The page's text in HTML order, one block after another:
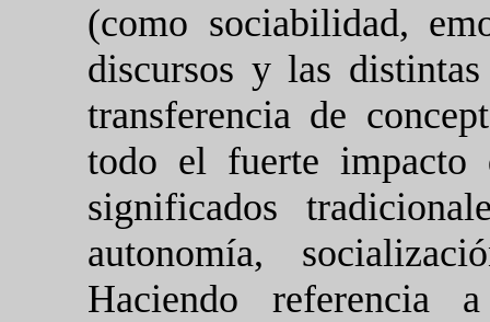
(como sociabilidad,
discursos y las
transferencia de
todo el fuerte
significados
autonomía,
Haciendo referencia